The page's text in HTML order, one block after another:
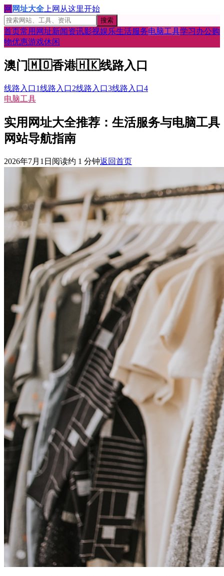
网 网址大全 上网从这里开始
搜索
首页常用网址新闻资讯影视娱乐生活服务电脑工具学习办公购
物优惠游戏休闲
澳门🇲🇴香港🇭🇰线路入口
线路入口1线路入口2线路入口3线路入口4
电脑工具
实用网址大全推荐：生活服务与电脑工具
网站导航指南
2026年7月1日 阅读约 1 分钟返回首页